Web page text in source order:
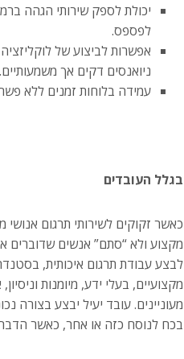
יכולת לספק שירותי הגהה
לפספס.
אפשרות לביצוע של
ניואנסים דקים אך משמעותיים.
עמידה בלוחות זמנים ללא
בגלל העובדים
כאשר זקוקים לשירותי תרגום אנושי
מקצוע ולא “סתם” אנשים שדוברים
לבצע עבודת תרגום איכותית,
מקצועיים, בעלי ידע, מיומנות
מעוניינים. עובד יעיל יבצע בצורה
בכח לנוסח כזה או אחר, כאשר הדבר